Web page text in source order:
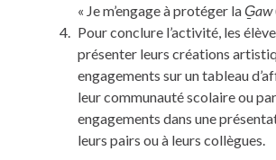
« Je m’engage à protéger laGaw
Pour conclure l’activité, les
présenter leurs créations
engagements sur un tableau
leur communauté scolaire ou
engagements dans une
leurs pairs ou à leurs collègues.